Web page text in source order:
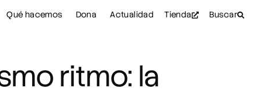
Qué hacemos Dona Actualidad Tienda Buscar
ritmo: la